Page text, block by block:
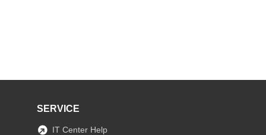
SERVICE
IT Center Help